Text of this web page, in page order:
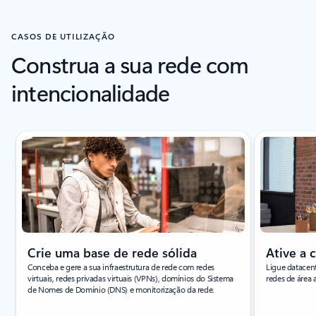
CASOS DE UTILIZAÇÃO
Construa a sua rede com
intencionalidade
A apresentar o diapositivo 1 de 5
Crie uma base de rede sólida
Conceba e gere a sua infraestrutura de rede com redes
virtuais, redes privadas virtuais (VPNs), domínios do Sistema
de Nomes de Domínio (DNS) e monitorização da rede.
Ative a
Ligue
redes de área